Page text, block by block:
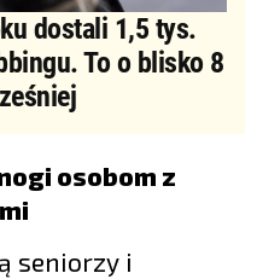
dostali 1,5 tys.
To o blisko 8
osobom z
seniorzy i